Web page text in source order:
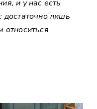
и у нас есть
достаточно лишь
относиться